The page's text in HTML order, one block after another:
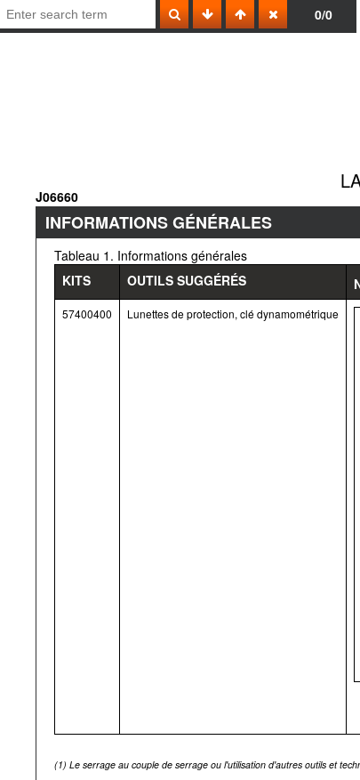
0/0
J06660
INFORMATIONS GÉNÉRALES
Tableau 1. Informations générales
KITS
OUTILS SUGGÉRÉS
57400400 Lunettes de protection, clé dynamométrique
(1) Le serrage au couple de serrage ou l'utilisation d'autres outils et